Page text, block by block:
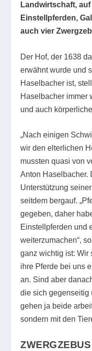
Landwirtschaft,
Einstellpferden,
auch vier
Der Hof, der 1638
erwähnt wurde und
Haselbacher ist,
Haselbacher immer
und auch
„Nach einigen
wir den elterlichen
mussten quasi von
Anton Haselbacher.
Unterstützung
seitdem bergauf.
gegeben, daher
Einstellpferden und
weiterzumachen“,
ganz wichtig ist: Wir
ihre Pferde bei uns
an. Sind aber
die sich gegenseitig
gehen ja beide
sondern mit den